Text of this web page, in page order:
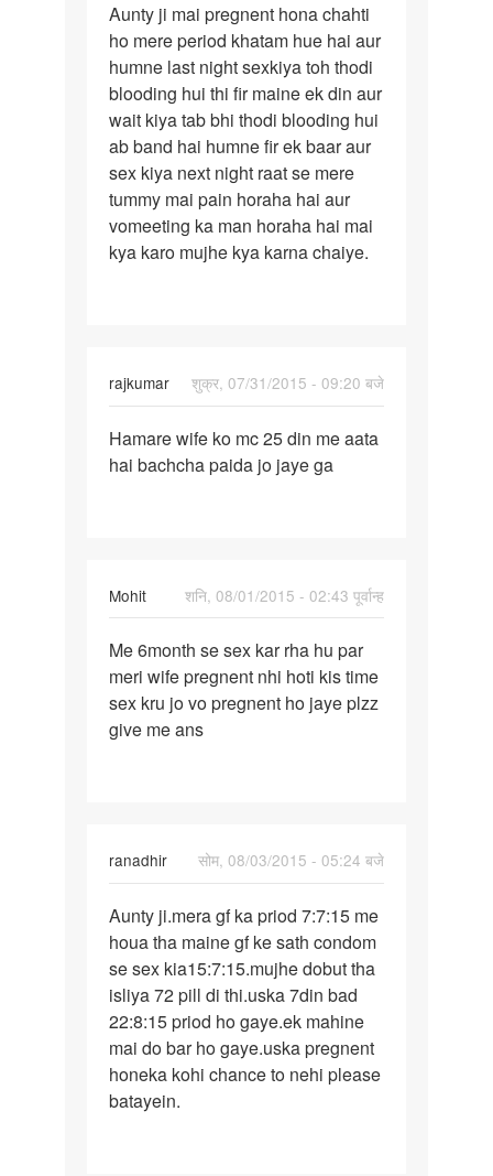
Aunty
ji
mai
pregnent
hona
Aunty ji mai pregnent hona chahti
ho mere period khatam hue hai aur
humne last night sexkiya toh thodi
blooding hui thi fir maine ek din aur
wait kiya tab bhi thodi blooding hui
ab band hai humne fir ek baar aur
sex kiya next night raat se mere
tummy mai pain horaha hai aur
vomeeting ka man horaha hai mai
kya karo mujhe kya karna chaiye.
rajkumar
शुक्र, 07/31/2015 - 09:20 बजे
Hamare
wife
me
Hamare wife ko mc 25 din me aata
hai bachcha paida jo jaye ga
Mohit
शनि, 08/01/2015 - 02:43 पूर्वान्ह
Me
6month
se
sex
Me 6month se sex kar rha hu par
meri wife pregnent nhi hoti kis time
sex kru jo vo pregnent ho jaye plzz
give me ans
ranadhir
सोम, 08/03/2015 - 05:24 बजे
Aunty
ji.mera
gf
ka
priod
7:7
Aunty ji.mera gf ka priod 7:7:15 me
houa tha maine gf ke sath condom
se sex kia15:7:15.mujhe dobut tha
isliya 72 pill di thi.uska 7din bad
22:8:15 priod ho gaye.ek mahine
mai do bar ho gaye.uska pregnent
honeka kohi chance to nehi please
batayein.